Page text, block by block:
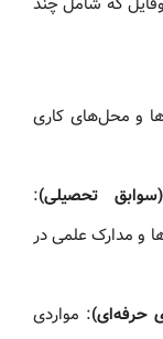
و محل‌های کاری
:
و مدارک علمی در
: مواردی